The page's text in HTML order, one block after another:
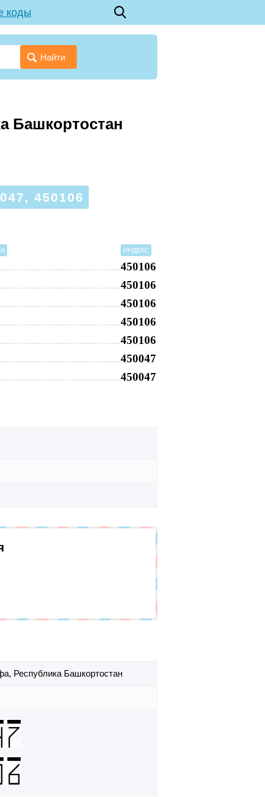
коды
Найти
Башкортостан
450106
ИНДЕКС
450106
450106
450106
450106
450106
450047
450047
Республика Башкортостан